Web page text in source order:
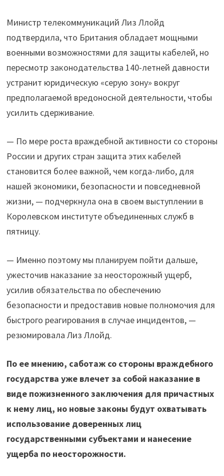
Министр телекоммуникаций Лиз Ллойд
подтвердила, что Британия обладает мощными
военными возможностями для защиты кабелей, но
пересмотр законодательства 140-летней давности
устранит юридическую «серую зону» вокруг
предполагаемой вредоносной деятельности, чтобы
усилить сдерживание.
— По мере роста враждебной активности со стороны
России и других стран защита этих кабелей
становится более важной, чем когда-либо, для
нашей экономики, безопасности и повседневной
жизни, — подчеркнула она в своем выступлении в
Королевском институте объединенных служб в
пятницу.
— Именно поэтому мы планируем пойти дальше,
ужесточив наказание за неосторожный ущерб,
усилив обязательства по обеспечению
безопасности и предоставив новые полномочия для
быстрого реагирования в случае инцидентов, —
резюмировала Лиз Ллойд.
По ее мнению, саботаж со стороны враждебного
государства уже влечет за собой наказание в
виде пожизненного заключения для причастных
к нему лиц, но новые законы будут охватывать
использование доверенных лиц
государственными субъектами и нанесение
ущерба по неосторожности.